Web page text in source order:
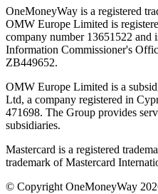
OneMoneyWay is a registered
OMW Europe Limited is
company number 13651522 and
Information Commissioner's
ZB449652.
OMW Europe Limited is a
Ltd, a company registered in
471698. The Group provides
subsidiaries.
Mastercard is a registered
trademark of Mastercard
© Copyright OneMoneyWay